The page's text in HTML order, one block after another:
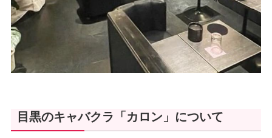
目黒のキャバクラ「カロン」について